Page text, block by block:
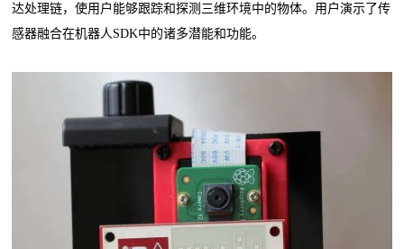
达处理链，使用户能够跟踪和探测三维环境中的物体。用户演示了传
感器融合在机器人SDK中的诸多潜能和功能。